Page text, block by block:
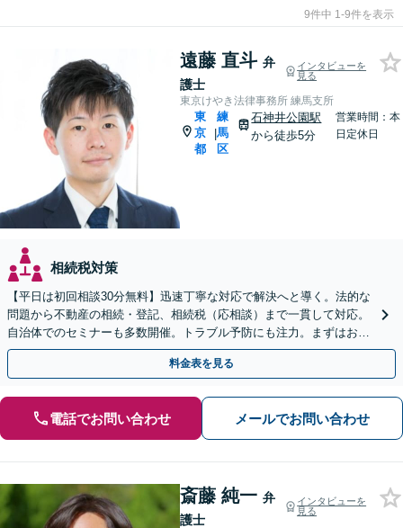
9件中 1-9件を表示
遠藤 直斗 弁
護士
インタビューを
見る
東京けやき法律事務所 練馬支所
東
京
都
|
練
馬
区
石神井公園駅
から徒歩5分
営業時間：本
日定休日
相続税対策
【平日は初回相談30分無料】迅速丁寧な対応で解決へと導く。法的な
問題から不動産の相続・登記、相続税（応相談）まで一貫して対応。
自治体でのセミナーも多数開催。トラブル予防にも注力。まずはお気
軽にご相談ください
料金表を見る
電話でお問い合わせ メールでお問い合わせ
斎藤 純一 弁
護士
インタビューを
見る